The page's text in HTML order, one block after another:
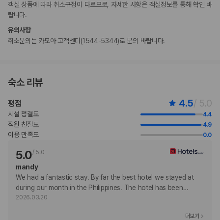
설에 연락하여 적합한 객실을 이용할 수 있는지 확인하시기 바랍니다.
무료 아침 식사는 아동에게 제공되지 않을 수 있습니다.
등록된 고객만 객실에 허용됩니다.
이 숙박 시설은 장애인 안내 동물을 비롯한 모든 반려동물의 출입을 금지하
고 있습니다.
수자(LGBTQ+) 환영).
체크인 또는 체크아웃 시 숙박 시설에서 다음 요금을 청구할 수 있습니다(요금에
는 해당 세금이 포함될 수 있음).
파손에 대한 현금 보증금: PHP 1000(숙박 기간 내 1회)
이 숙박 시설에서 제공한 모든 요금 정보가 포함되어 있습니다.
부가 정보
추가 안내사항
주차 높이 제한 적용
엘리베이터 없음
객실 상품에 따라 취소규정이 다르므로, 자세한 사항은 객실정보를 통해 확인 바
랍니다.
유의사항
취소문의는 카모아 고객센터(1544-5344)로 문의 바랍니다.
숙소 리뷰
평점 4.5/ 5.0
시설 청결도 4.4
직원 친절도 4.9
이용 만족도 0.0
5.0/ 5.0
mandy
We had a fantastic stay. By far the best hotel we stayed at
during our month in the Philippines. The hotel has been…
2026.03.20
더보기